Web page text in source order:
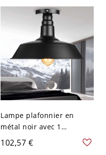
Diamant en Noir
Métallique - Noir 110 V-
Lampe plafonnier en
métal noir avec 1
ampoule, abat-jour de
grange de ferme de 10
102,57 €